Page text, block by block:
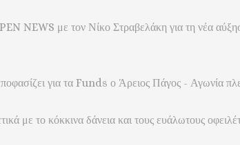
NEWS με τον Νίκο Στραβελάκη για τη νέα
για τα Funds ο Άρειος Πάγος - Αγωνία
με το κόκκινα δάνεια και τους ευάλωτους